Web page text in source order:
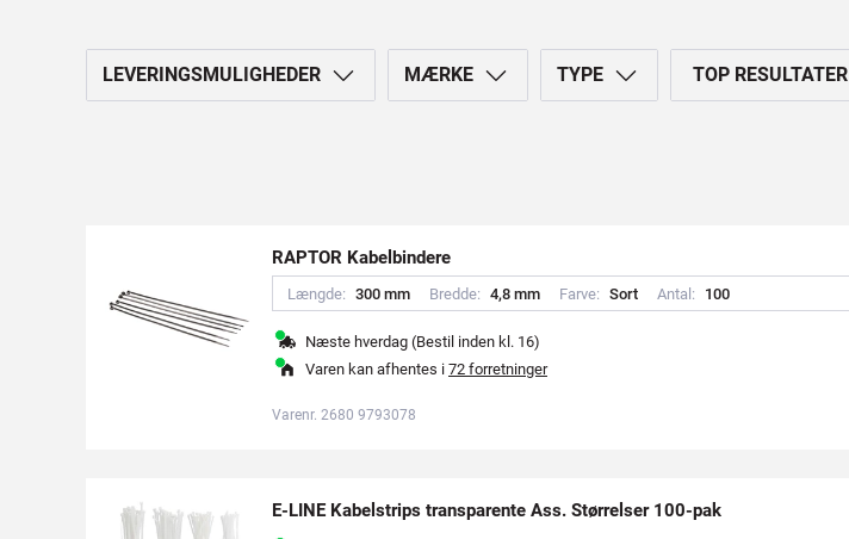
LEVERINGSMULIGHEDER MÆRKE TYPE TOP RESULTATER
RAPTOR Kabelbindere
Længde: 300 mm Bredde: 4,8 mm Farve: Sort Antal: 100
Næste hverdag (Bestil inden kl. 16)
Varen kan afhentes i 72 forretninger
Varenr. 2680 9793078
E-LINE Kabelstrips transparente Ass. Størrelser 100-pak